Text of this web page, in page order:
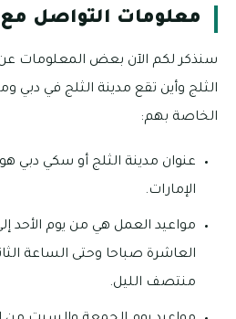
معلومات التواصل
سنذكر لكم الآن بعض المعلومات
الثلج وأين تقع مدينة الثلج في دبي
الخاصة بهم:
عنوان مدينة الثلج أو سكي دبي
الإمارات.
مواعيد العمل هي من يوم الأحد
العاشرة صباحا وحتى الساعة
منتصف الليل.